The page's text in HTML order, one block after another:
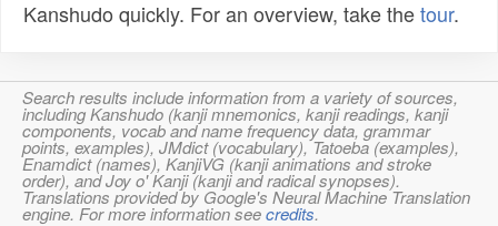
Kanshudo quickly. For an overview, take thetour.
Search results include information from a variety of sources,
including Kanshudo (kanji mnemonics, kanji readings, kanji
components, vocab and name frequency data, grammar
points, examples), JMdict (vocabulary), Tatoeba (examples),
Enamdict (names), KanjiVG (kanji animations and stroke
order), and Joy o' Kanji (kanji and radical synopses).
Translations provided by Google's Neural Machine Translation
engine. For more information seecredits.